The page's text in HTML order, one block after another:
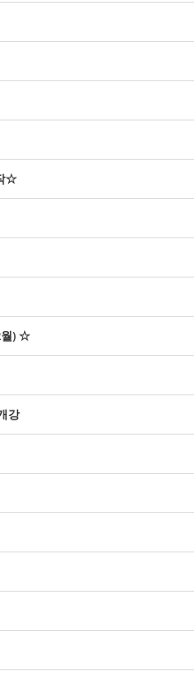
☆
월) ☆
강